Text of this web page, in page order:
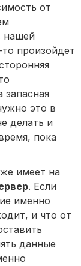
от
нашей
произойдет
это в
делать и
пока
имеет на
. Если
именно
и что от
данные